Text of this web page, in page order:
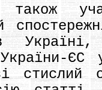
Україні,
стислий